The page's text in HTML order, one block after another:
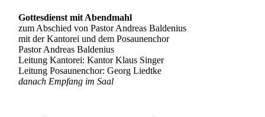
Gottesdienst mit Abendmahl
zum Abschied von Pastor Andreas Baldenius
mit der Kantorei und dem Posaunenchor
Pastor Andreas Baldenius
Leitung Kantorei: Kantor Klaus Singer
Leitung Posaunenchor: Georg Liedtke
danach Empfang im Saal